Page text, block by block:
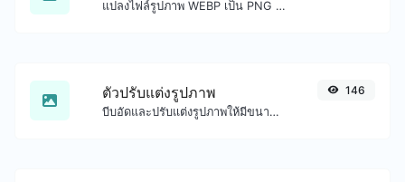
แปลงไฟล์รูปภาพ WEBP เป็น PNG ได้อย่างง่ายดาย
ตัวปรับแต่งรูปภาพ
บีบอัดและปรับแต่งรูปภาพให้มีขนาดเล็กลงแต่ยังคงคุณภาพสูง
146